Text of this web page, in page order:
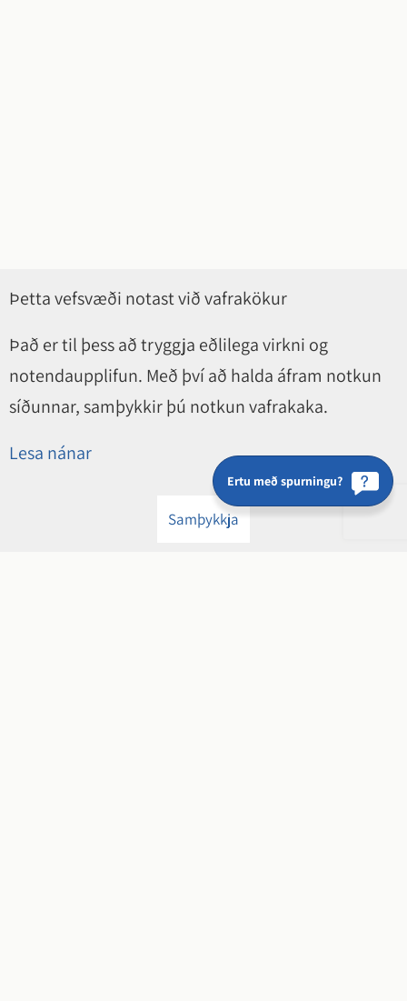
Þetta vefsvæði notast við vafrakökur
Það er til þess að tryggja eðlilega virkni og
notendaupplifun. Með því að halda áfram notkun
síðunnar, samþykkir þú notkun vafrakaka.
Lesa nánar
Samþykkja
Ertu með spurningu?